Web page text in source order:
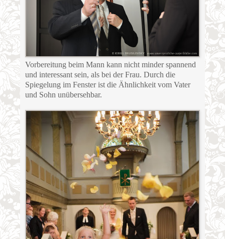
Vorbereitung beim Mann kann nicht minder spannend
und interessant sein, als bei der Frau. Durch die
Spiegelung im Fenster ist die Ähnlichkeit vom Vater
und Sohn unübersehbar.